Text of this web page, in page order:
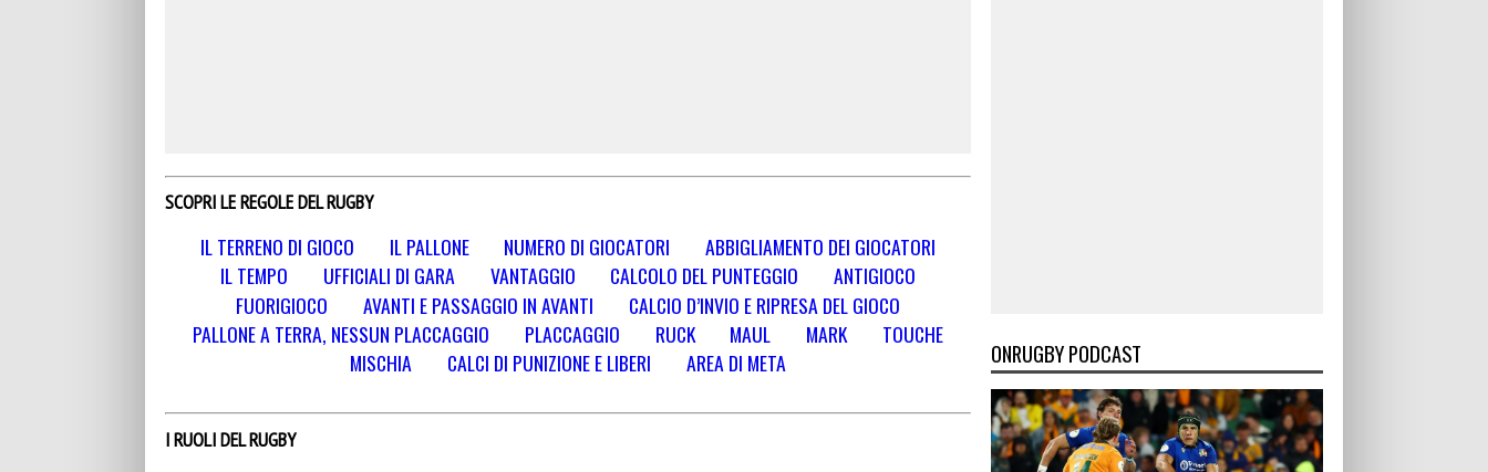
SCOPRI LE REGOLE DEL RUGBY
IL TERRENO DI GIOCO IL PALLONE NUMERO DI GIOCATORI
ABBIGLIAMENTO DEI GIOCATORI
IL TEMPO
UFFICIALI DI GARA VANTAGGIO CALCOLO DEL PUNTEGGIO
ANTIGIOCO
FUORIGIOCO
AVANTI E PASSAGGIO IN AVANTI
CALCIO D’INVIO E RIPRESA DEL GIOCO
PALLONE A TERRA, NESSUN PLACCAGGIO
PLACCAGGIO RUCK MAUL MARK
TOUCHE
MISCHIA
CALCI DI PUNIZIONE E LIBERI AREA DI META
I RUOLI DEL RUGBY
ONRUGBY PODCAST